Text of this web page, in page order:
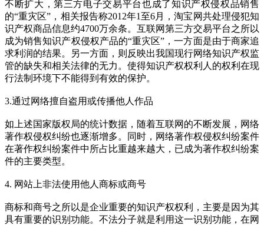
不断扩大，第三方电子交易平台也成了知识产权侵权品销售
的“重灾区”，相关报告称2012年1至6月，淘宝网共处理侵犯知
识产权商品信息约4700万余条。互联网第三方交易平台之所以
成为销售知识产权侵权产品的“重灾区”，一方面是由于商家追
求利润的结果。另一方面，则反映出我国现行网络知识产权监
管的缺失和相关法律的无力。使得知识产权权利人的权利在现
行法制环境下不能得到有效的保护。
3.通过网络擅自盗用或传播他人作品
如上述国家版权局的统计数据，随着互联网的不断发展，网络
著作权侵权纠纷也逐渐增多。同时，网络著作权侵权纠纷案件
在著作权纠纷案件中所占比重越来越大，已成为著作权纠纷案
件的主要类型。
4. 网站上非法使用他人商标或商号
商标和商号之所以是企业重要的知识产权权利，主要是因为其
具有重要的识别功能。不法分子就是利用这一识别功能，在网